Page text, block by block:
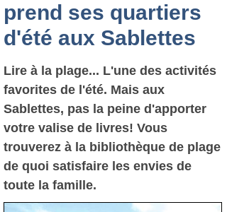
prend ses quartiers
d'été aux Sablettes
Lire à la plage... L'une des activités
favorites de l'été. Mais aux
Sablettes, pas la peine d'apporter
votre valise de livres! Vous
trouverez à la bibliothèque de plage
de quoi satisfaire les envies de
toute la famille.